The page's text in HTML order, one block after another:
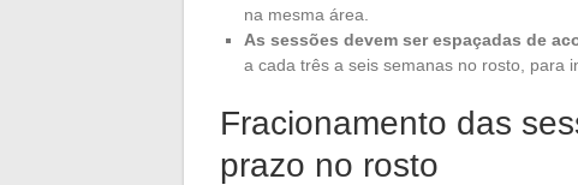
na mesma área.
As sessões devem ser espaçadas de
a cada três a seis semanas no rosto, para
Fracionamento das
prazo no rosto